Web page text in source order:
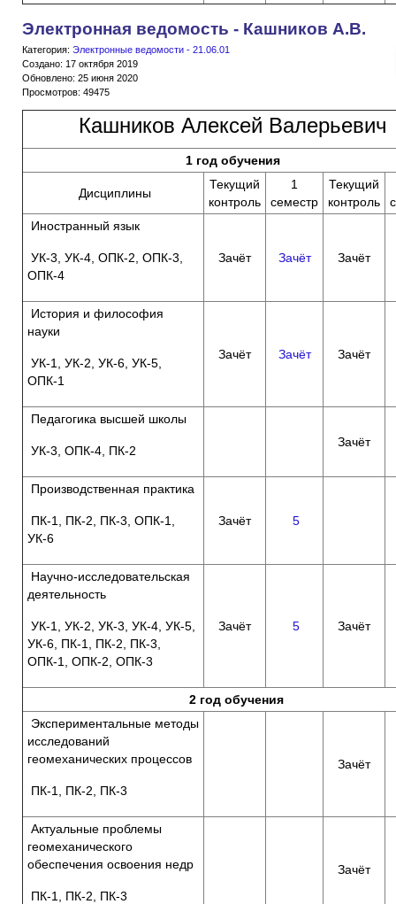
Электронная ведомость - Кашников А.В.
Категория: Электронные ведомости - 21.06.01
Создано: 17 октября 2019
Обновлено: 25 июня 2020
Просмотров: 49475
Кашников Алексей Валерьевич
1 год обучения
Дисциплины
Текущий
контроль
1
семестр
Текущий
контроль
Иностранный язык
УК-3, УК-4, ОПК-2, ОПК-3,
ОПК-4
Зачёт Зачёт Зачёт
История и философия
науки
УК-1, УК-2, УК-6, УК-5,
ОПК-1
Зачёт Зачёт Зачёт
Педагогика высшей школы
УК-3, ОПК-4, ПК-2
Зачёт
Производственная практика
ПК-1, ПК-2, ПК-3, ОПК-1,
УК-6
Зачёт 5
Научно-исследовательская
деятельность
УК-1, УК-2, УК-3, УК-4, УК-5,
УК-6, ПК-1, ПК-2, ПК-3,
ОПК-1, ОПК-2, ОПК-3
Зачёт 5 Зачёт
2 год обучения
Экспериментальные методы
исследований
геомеханических процессов
ПК-1, ПК-2, ПК-3
Зачёт
Актуальные проблемы
геомеханического
обеспечения освоения недр
ПК-1, ПК-2, ПК-3
Зачёт